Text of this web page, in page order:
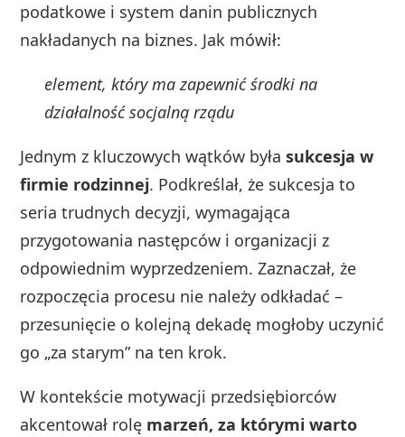
podatkowe i system danin publicznych
nakładanych na biznes. Jak mówił:
element, który ma zapewnić środki na
działalność socjalną rządu
Jednym z kluczowych wątków byłasukcesja w
firmie rodzinnej. Podkreślał, że sukcesja to
seria trudnych decyzji, wymagająca
przygotowania następców i organizacji z
odpowiednim wyprzedzeniem. Zaznaczał, że
rozpoczęcia procesu nie należy odkładać –
przesunięcie o kolejną dekadę mogłoby uczynić
go „za starym” na ten krok.
W kontekście motywacji przedsiębiorców
akcentował rolę marzeń, za którymi warto